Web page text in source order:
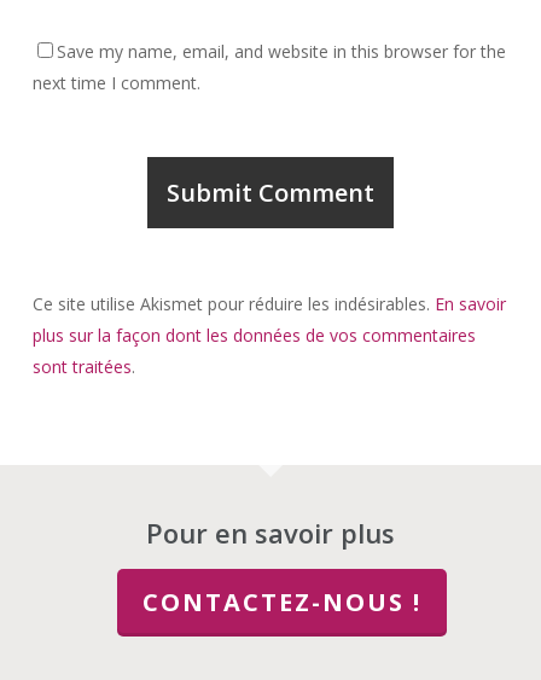
Save my name, email, and website in this browser for the
next time I comment.
Ce site utilise Akismet pour réduire les indésirables. En savoir
plus sur la façon dont les données de vos commentaires
sont traitées.
Pour en savoir plus
CONTACTEZ-NOUS !